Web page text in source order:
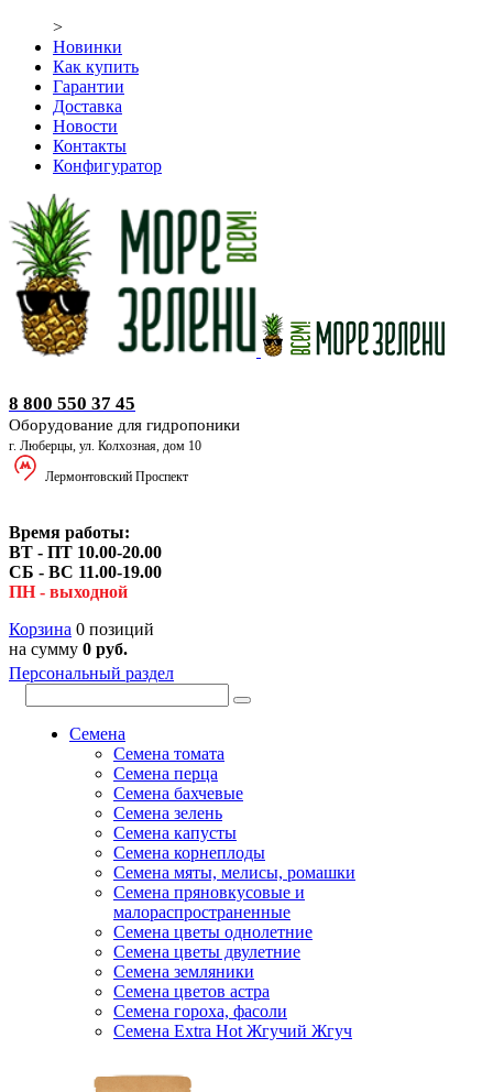
>
Новинки
Как купить
Гарантии
Доставка
Новости
Контакты
Конфигуратор
8 800 550 37 45
Оборудование для гидропоники
г. Люберцы, ул. Колхозная, дом 10
Лермонтовский Проспект
Время работы:
ВТ - ПТ 10.00-20.00
СБ - ВС 11.00-19.00
ПН - выходной
Корзина 0 позиций
на сумму 0 руб.
Персональный раздел
Семена
Семена томата
Семена перца
Семена бахчевые
Семена зелень
Семена капусты
Семена корнеплоды
Семена мяты, мелисы, ромашки
Семена пряновкусовые и
малораспространенные
Семена цветы однолетние
Семена цветы двулетние
Семена земляники
Семена цветов астра
Семена гороха, фасоли
Семена Extra Hot Жгучий Жгуч